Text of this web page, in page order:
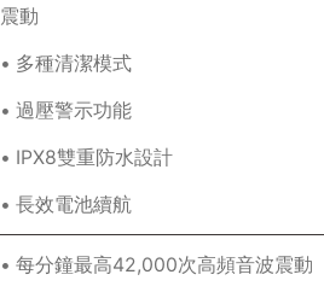
震動
• 多種清潔模式
• 過壓警示功能
• IPX8雙重防水設計
• 長效電池續航
• 每分鐘最高42,000次高頻音波震動